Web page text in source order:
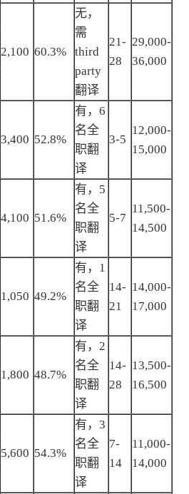
2,100 60.3%
无，
需
third
party
翻译
21-
28
29,000-
36,000
3,400 52.8%
有，6
名全
职翻
译
3-5
12,000-
15,000
4,100 51.6%
有，5
名全
职翻
译
5-7
11,500-
14,500
1,050 49.2%
有，1
名全
职翻
译
14-
21
14,000-
17,000
1,800 48.7%
有，2
名全
职翻
译
14-
28
13,500-
16,500
5,600 54.3%
有，3
名全
职翻
译
7-
14
11,000-
14,000